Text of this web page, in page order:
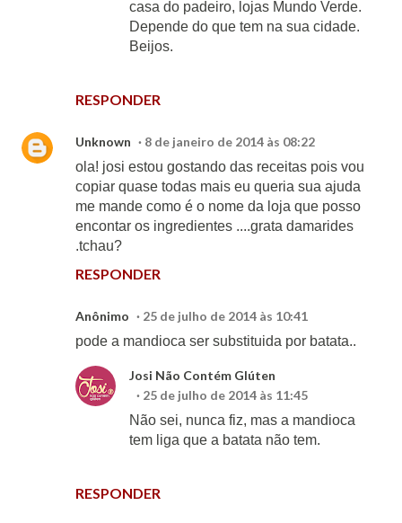
RESPONDER
casa do padeiro, lojas Mundo Verde.
Depende do que tem na sua cidade.
Beijos.
Unknown
8 de janeiro de 2014 às 08:22
ola! josi estou gostando das receitas pois vou
copiar quase todas mais eu queria sua ajuda
me mande como é o nome da loja que posso
encontar os ingredientes ....grata damarides
.tchau?
RESPONDER
Anônimo
25 de julho de 2014 às 10:41
pode a mandioca ser substituida por batata..
RESPONDER
Josi Não Contém Glúten
25 de julho de 2014 às 11:45
Não sei, nunca fiz, mas a mandioca
tem liga que a batata não tem.